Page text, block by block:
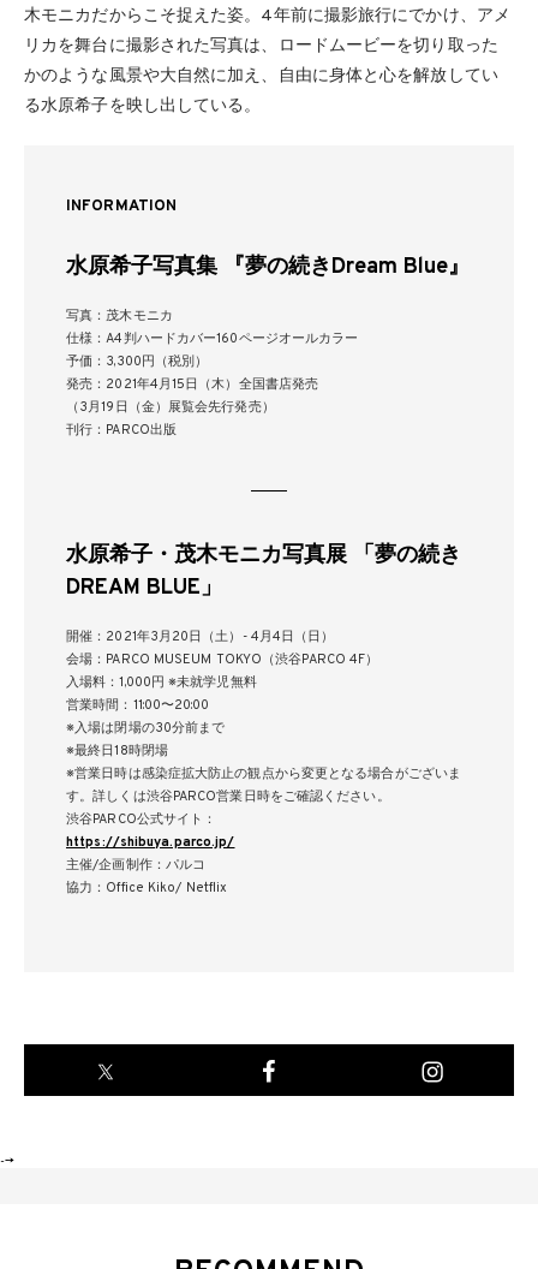
木モニカだからこそ捉えた姿。4年前に撮影旅行にでかけ、アメ
リカを舞台に撮影された写真は、ロードムービーを切り取った
かのような風景や大自然に加え、自由に身体と心を解放してい
る水原希子を映し出している。
INFORMATION
水原希子写真集 『夢の続きDream Blue』
写真：茂木モニカ
仕様：A4判ハードカバー160ページオールカラー
予価：3,300円（税別）
発売：2021年4月15日（木）全国書店発売
（3月19日（金）展覧会先行発売）
刊行：PARCO出版
⽔原希⼦・茂⽊モニカ写真展 「夢の続き
DREAM BLUE」
開催：2021年3⽉20⽇（⼟）- 4⽉4⽇（⽇）
会場：PARCO MUSEUM TOKYO（渋⾕PARCO 4F）
⼊場料：1,000円 ※未就学児無料
営業時間：11:00〜20:00
※⼊場は閉場の30分前まで
※最終⽇18時閉場
※営業⽇時は感染症拡⼤防⽌の観点から変更となる場合がございま
す。詳しくは渋⾕PARCO営業⽇時をご確認ください。
渋⾕PARCO公式サイト：
https://shibuya.parco.jp/
主催/企画制作：パルコ
協⼒：Office Kiko/ Netflix
-->